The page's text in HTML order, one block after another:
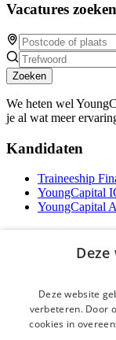
Vacatures zoeken
Zoeken
We heten wel
je al wat meer
Kandidaten
Traineeship
YoungCapital
YoungCapital
Brochure
Vacature
Deze website
verbeteren. Door
cookies in